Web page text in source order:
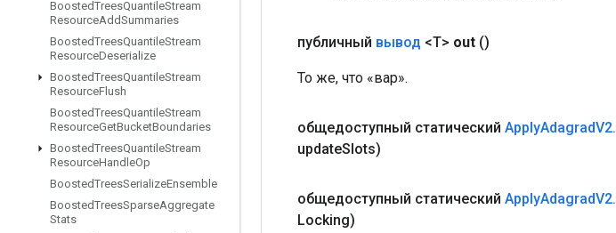
BoostedTreesQuantileStream
ResourceAddSummaries
BoostedTreesQuantileStream
ResourceDeserialize
BoostedTreesQuantileStream
ResourceFlush
BoostedTreesQuantileStream
ResourceGetBucketBoundaries
BoostedTreesQuantileStream
ResourceHandleOp
BoostedTreesSerializeEnsemble
BoostedTreesSparseAggregate
Stats
публичный вывод <T> out ()
То же, что «вар».
общедоступный статический ApplyAdagradV2.
updateSlots)
общедоступный статический ApplyAdagradV2.
Locking)